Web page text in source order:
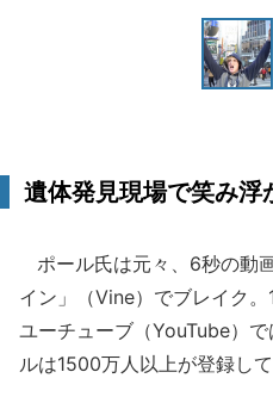
遺体発見現場で笑み浮
ポール氏は元々、6秒の動
イン」（Vine）でブレイク
ユーチューブ（YouTube）
ルは1500万人以上が登録して